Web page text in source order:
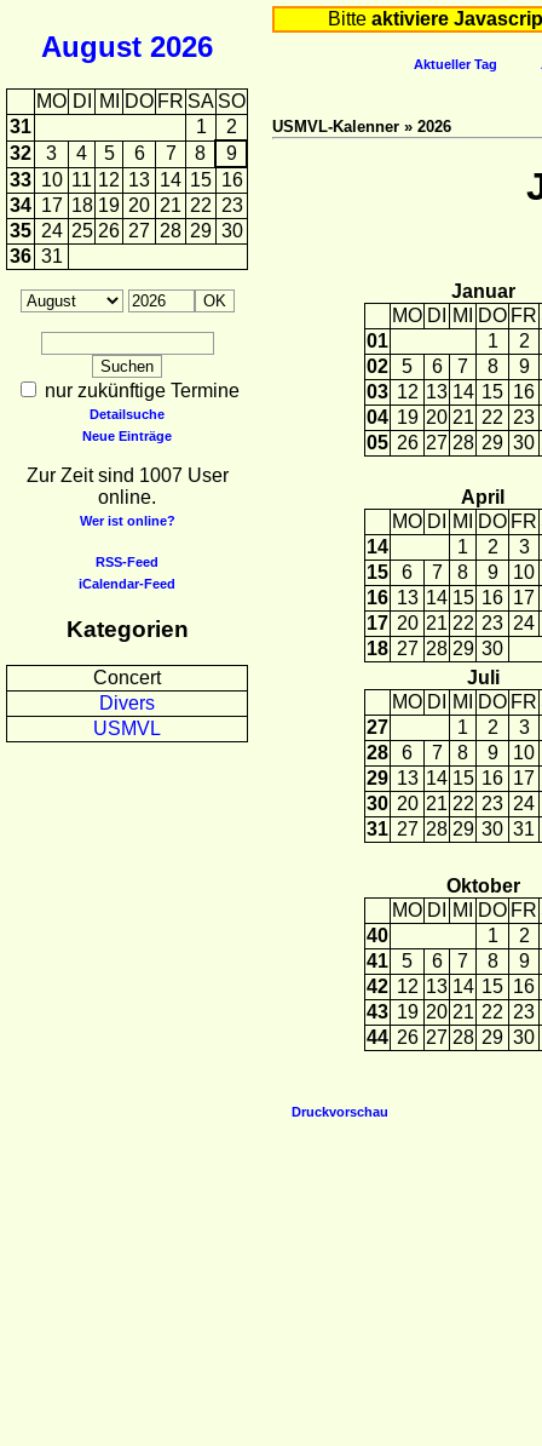
August 2026
MO DI MI DO FR SA SO
31
1
2
32
3 4 5 6 7 8
9
33 10 11 12 13 14 15 16
34 17 18 19 20 21 22 23
35 24 25 26 27 28 29 30
36 31
nur zukünftige Termine
Detailsuche
Neue Einträge
Zur Zeit sind 1007 User
online.
Wer ist online?
RSS-Feed
iCalendar-Feed
Kategorien
Concert
Divers
USMVL
Bitte aktiviere
Aktueller Tag
USMVL-Kalenner » 2026
Januar
MO DI MI DO FR
01
1
2
02
5 6 7 8
9
03 12 13 14 15 16
04 19 20 21 22 23
05 26 27 28 29 30
April
MO DI MI DO FR
14
1 2
3
15
6 7 8 9
10
16 13 14 15 16 17
17 20 21 22 23 24
18 27 28 29 30
Juli
MO DI MI DO FR
27
1 2
3
28
6 7 8 9
10
29 13 14 15 16 17
30 20 21 22 23 24
31 27 28 29 30 31
Oktober
MO DI MI DO FR
40
1
2
41
5 6 7 8
9
42 12 13 14 15 16
43 19 20 21 22 23
44 26 27 28 29 30
Druckvorschau